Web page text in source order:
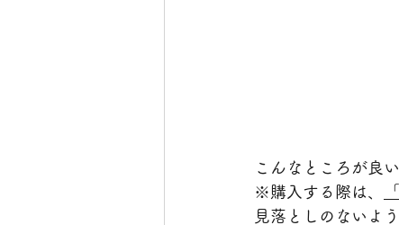
こんなところが良
※購入する際は、
見落としのないよ